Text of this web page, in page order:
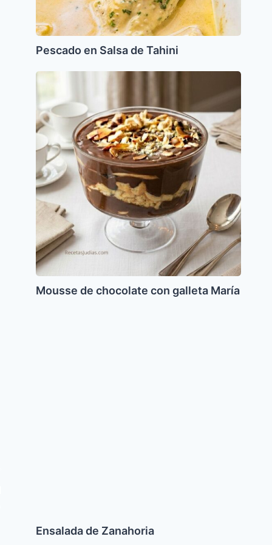
Pescado en Salsa de Tahini
Mousse
chocolate
con
galleta
María
Mousse de chocolate con galleta María
Ensalada de Zanahoria